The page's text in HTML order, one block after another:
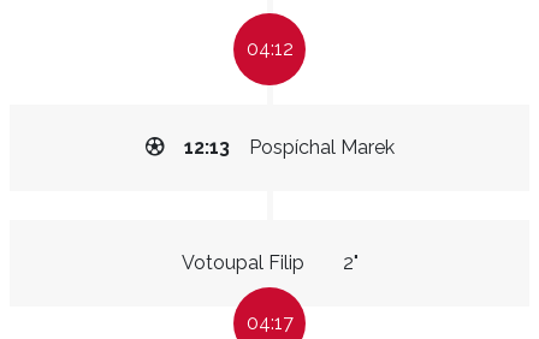
04:12
Pospíchal Marek
12:13
Votoupal Filip 2"
04:17